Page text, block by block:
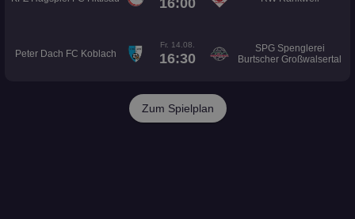
16:00
Peter Dach FC Koblach
Fr. 14.08.
16:30
SPG Spenglerei
Burtscher Großwalsertal
Zum Spielplan